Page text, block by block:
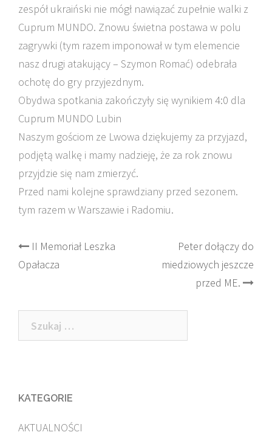
zespół ukraiński nie mógł nawiązać zupełnie walki z
Cuprum MUNDO. Znowu świetna postawa w polu
zagrywki (tym razem imponował w tym elemencie
nasz drugi atakujący – Szymon Romać) odebrała
ochotę do gry przyjezdnym.
Obydwa spotkania zakończyły się wynikiem 4:0 dla
Cuprum MUNDO Lubin
Naszym gościom ze Lwowa dziękujemy za przyjazd,
podjętą walkę i mamy nadzieję, że za rok znowu
przyjdzie się nam zmierzyć.
Przed nami kolejne sprawdziany przed sezonem.
tym razem w Warszawie i Radomiu.
Post
navigation
II Memoriał Leszka
Opałacza
Peter dołączy do
miedziowych jeszcze
przed ME.
Szukaj:
KATEGORIE
AKTUALNOŚCI